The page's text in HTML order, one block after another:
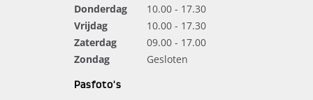
Donderdag
10.00 - 17.30
Vrijdag
10.00 - 17.30
Zaterdag
09.00 - 17.00
Zondag
Gesloten
Pasfoto's